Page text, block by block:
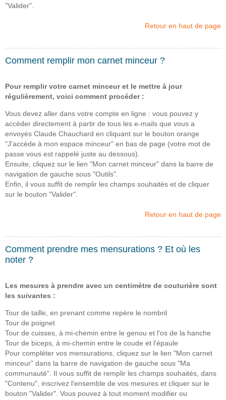
"Valider".
Retour en haut de page
Comment remplir mon carnet minceur ?
Pour remplir votre carnet minceur et le mettre à jour
régulièrement, voici comment procéder :
Vous devez aller dans votre compte en ligne : vous pouvez y
accéder directement à partir de tous les e-mails que vous a
envoyés Claude Chauchard en cliquant sur le bouton orange
"J'accède à mon espace minceur" en bas de page (votre mot de
passe vous est rappelé juste au dessous).
Ensuite, cliquez sur le lien "Mon carnet minceur" dans la barre de
navigation de gauche sous "Outils".
Enfin, il vous suffit de remplir les champs souhaités et de cliquer
sur le bouton "Valider".
Retour en haut de page
Comment prendre mes mensurations ? Et où les
noter ?
Les mesures à prendre avec un centimètre de couturière sont
les suivantes :
Tour de taille, en prenant comme repère le nombril
Tour de poignet
Tour de cuisses, à mi-chemin entre le genou et l'os de la hanche
Tour de biceps, à mi-chemin entre le coude et l'épaule
Pour compléter vos mensurations, cliquez sur le lien "Mon carnet
minceur" dans la barre de navigation de gauche sous "Ma
communauté". Il vous suffit de remplir les champs souhaités, dans
"Contenu", inscrivez l'ensemble de vos mesures et cliquer sur le
bouton "Valider". Vous pouvez à tout moment modifier ou